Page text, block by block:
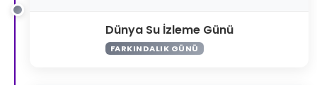
Dünya Su İzleme Günü
FARKINDALIK GÜNÜ